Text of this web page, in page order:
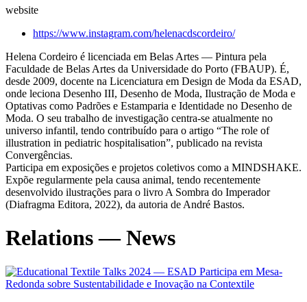
website
https://www.instagram.com/helenacdscordeiro/
Helena Cordeiro é licenciada em Belas Artes — Pintura pela
Faculdade de Belas Artes da Universidade do Porto (FBAUP). É,
desde 2009, docente na Licenciatura em Design de Moda da ESAD,
onde leciona Desenho III, Desenho de Moda, Ilustração de Moda e
Optativas como Padrões e Estamparia e Identidade no Desenho de
Moda. O seu trabalho de investigação centra-se atualmente no
universo infantil, tendo contribuído para o artigo “The role of
illustration in pediatric hospitalisation”, publicado na revista
Convergências.
Participa em exposições e projetos coletivos como a MINDSHAKE.
Expõe regularmente pela causa animal, tendo recentemente
desenvolvido ilustrações para o livro A Sombra do Imperador
(Diafragma Editora, 2022), da autoria de André Bastos.
Relations — News